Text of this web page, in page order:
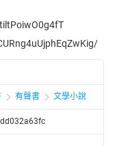
有聲書 文學小說